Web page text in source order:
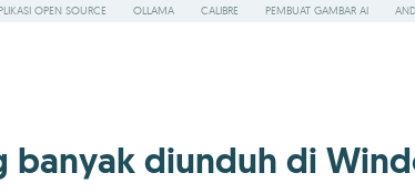
OPEN SOURCE OLLAMA CALIBRE PEMBUAT GAMBAR AI
diunduh di